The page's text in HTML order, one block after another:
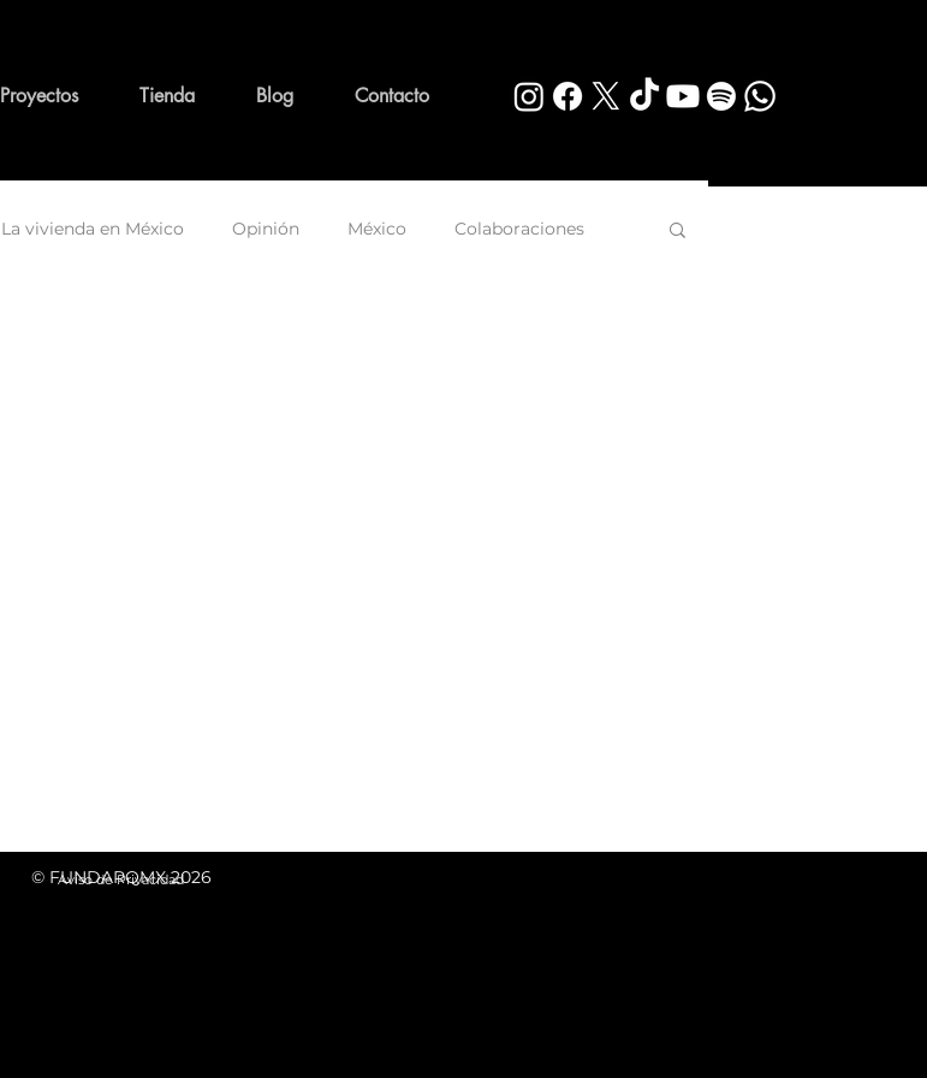
Proyectos Tienda Blog Contacto
La vivienda en México Opinión México Colaboraciones
© FUNDARQMX 2026
​ Aviso de Privacidad